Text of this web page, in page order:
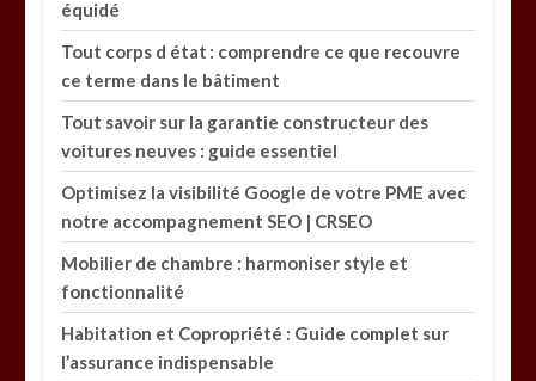
équidé
Tout corps d état : comprendre ce que recouvre
ce terme dans le bâtiment
Tout savoir sur la garantie constructeur des
voitures neuves : guide essentiel
Optimisez la visibilité Google de votre PME avec
notre accompagnement SEO | CRSEO
Mobilier de chambre : harmoniser style et
fonctionnalité
Habitation et Copropriété : Guide complet sur
l’assurance indispensable